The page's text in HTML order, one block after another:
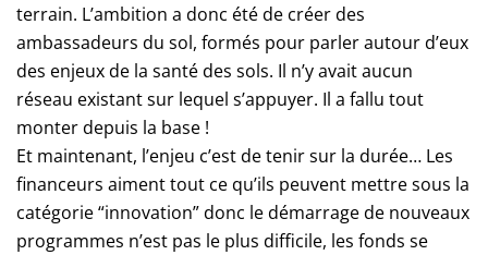
terrain. L’ambition a donc été de créer des
ambassadeurs du sol, formés pour parler autour d’eux
des enjeux de la santé des sols. Il n’y avait aucun
réseau existant sur lequel s’appuyer. Il a fallu tout
monter depuis la base !
Et maintenant, l’enjeu c’est de tenir sur la durée… Les
financeurs aiment tout ce qu’ils peuvent mettre sous la
catégorie “innovation” donc le démarrage de nouveaux
programmes n’est pas le plus difficile, les fonds se